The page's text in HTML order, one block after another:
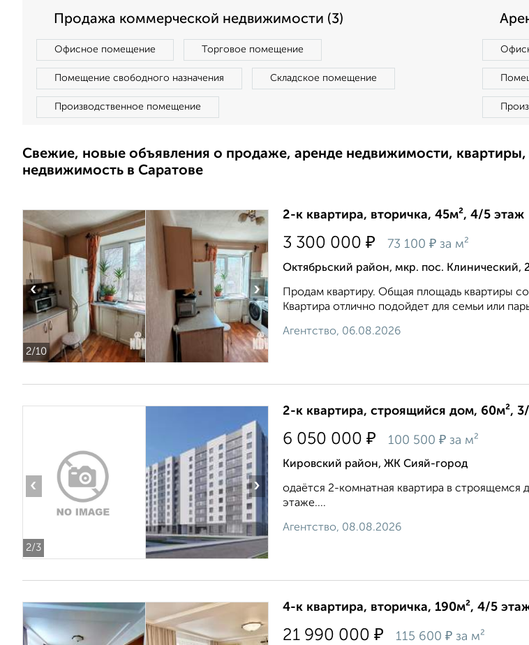
Продажа коммерческой недвижимости (3)
Офисное помещение Торговое помещение
Помещение свободного назначения Складское помещение
Производственное помещение
Свежие, новые объявления о продаже, аренде недвижимости,
недвижимость в Саратове
2/10
‹ ›
2-к квартира, вторичка, 45м², 4/5 этаж
3 300 000 ₽ 73 100 ₽ за м²
Октябрьский район, мкр. пос. Клинический,
Продам квартиру. Общая площадь квартиры
Квартира отлично подойдет для семьи или
Агентство, 06.08.2026
2/3
‹ ›
2-к квартира, строящийся дом, 60м²,
6 050 000 ₽ 100 500 ₽ за м²
Кировский район, ЖК Сияй-город
одаётся 2-комнатная квартира в
этаже....
Агентство, 08.08.2026
4-к квартира, вторичка, 190м², 4/5
21 990 000 ₽ 115 600 ₽ за м²